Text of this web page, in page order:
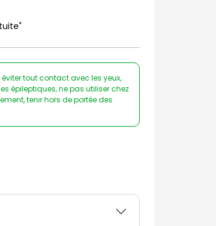
*
tout contact avec les yeux,
épileptiques, ne pas utiliser chez
tenir hors de portée des